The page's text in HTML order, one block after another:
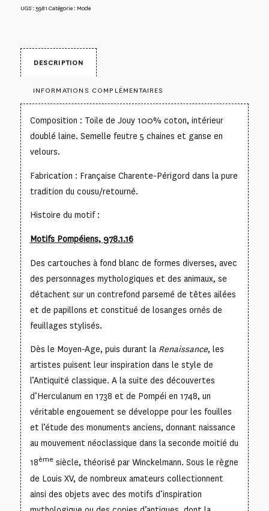
UGS : 5981 Catégorie : Mode
DESCRIPTION
INFORMATIONS COMPLÉMENTAIRES
Composition : Toile de Jouy 100% coton, intérieur
doublé laine. Semelle feutre 5 chaines et ganse en
velours.
Fabrication : Française Charente-Périgord dans la pure
tradition du cousu/retourné.
Histoire du motif :
Motifs Pompéiens, 978.1.16
Des cartouches à fond blanc de formes diverses, avec
des personnages mythologiques et des animaux, se
détachent sur un contrefond parsemé de têtes ailées
et de papillons et constitué de losanges ornés de
feuillages stylisés.
Dès le Moyen-Age, puis durant la Renaissance, les
artistes puisent leur inspiration dans le style de
l’Antiquité classique. A la suite des découvertes
d’Herculanum en 1738 et de Pompéi en 1748, un
véritable engouement se développe pour les fouilles
et l’étude des monuments anciens, donnant naissance
au mouvement néoclassique dans la seconde moitié du
18ème siècle, théorisé par Winckelmann. Sous le règne
de Louis XV, de nombreux amateurs collectionnent
ainsi des objets avec des motifs d’inspiration